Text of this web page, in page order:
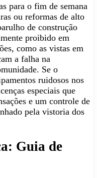
para o fim de semana
ou reformas de alto
de construção
proibido em
como as vistas em
a falha na
Se o
ruidosos nos
especiais que
e um controle de
pela vistoria dos
Guia de